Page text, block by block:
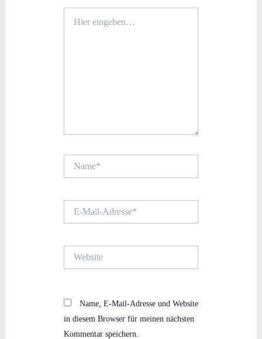
eingeben…
Mail-
Name, E-Mail-Adresse und Website
in diesem Browser für meinen nächsten
Kommentar speichern.